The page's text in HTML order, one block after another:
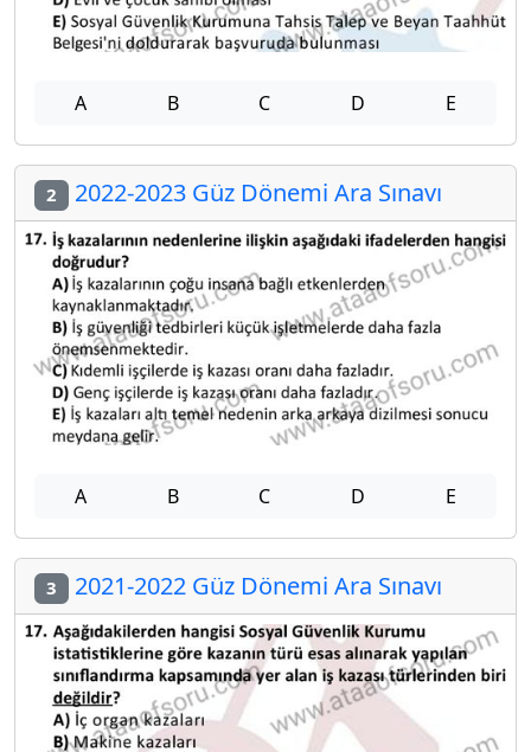
A B C D E
2 2022-2023 Güz Dönemi Ara Sınavı
A B C D E
3 2021-2022 Güz Dönemi Ara Sınavı